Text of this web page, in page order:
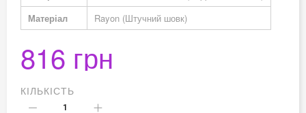
Матеріал
Rayon (Штучний шовк)
816 грн
КІЛЬКІСТЬ